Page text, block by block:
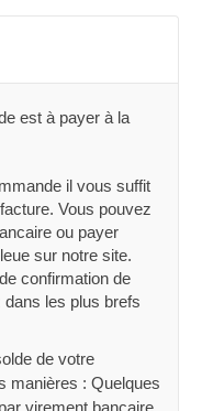
est à payer à la
il vous suffit
Vous pouvez
ou payer
sur notre site.
confirmation de
les plus brefs
de votre
manières : Quelques